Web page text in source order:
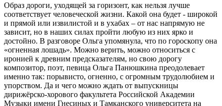
Образ дороги, уходящей за горизонт, как нельзя лучше
соответствует человеческой жизни. Какой она будет - широкой
и прямой или извилистой и в ухабах – от нас напрямую не
зависит, но в наших силах пройти любую из них ярко и
достойно. В разговоре Ольга упомянула, что по гороскопу она
«огненная лошадь». Можно верить, можно относиться с
иронией к древним предсказателям, но свою дорогу
композитор, поэт, певица Ольга Панюшкина преодолевает
именно так: порывисто, огненно, с огромным трудолюбием и
упорством. Да и чего можно ждать от выпускницы
дирижёрско-хорового факультета Российской Академии
Музыки имени Гнесиных и Тамканского университета на